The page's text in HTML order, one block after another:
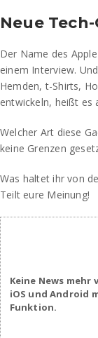
Neue
Der Name des
einem Interview.
Hemden, t-Shirts,
entwickeln, heißt es
Welcher Art diese
keine Grenzen
Was haltet ihr von
Teilt eure Meinung!
Keine News mehr
iOS und Android
Funktion.